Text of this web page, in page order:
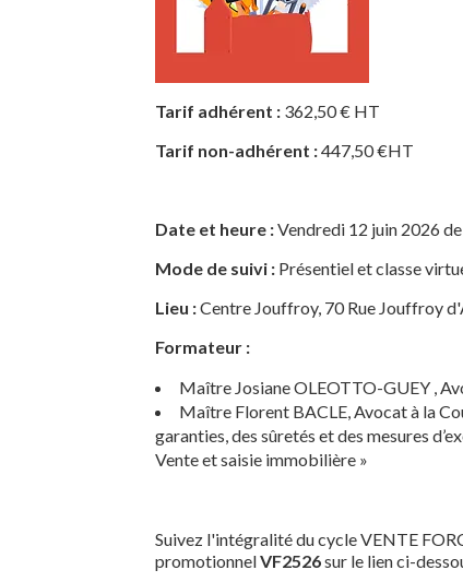
Tarif adhérent : 362,50 € HT
Tarif non-adhérent :447,50 €HT
Date et heure :Vendredi 12 juin 2026
Mode de suivi : Présentiel et classe
Lieu :Centre Jouffroy, 70 Rue Jouffroy
Formateur :
Maître Josiane OLEOTTO-GUEY ,
Maître Florent BACLE, Avocat à la
garanties, des sûretés et des mesures
Vente et saisie immobilière »
Suivez l'intégralité du cycle VENTE
promotionnelVF2526sur le lien ci-